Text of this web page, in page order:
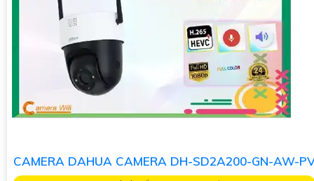
CAMERA DAHUA CAMERA DH-SD2A200-GN-AW-